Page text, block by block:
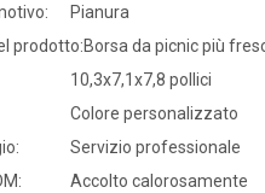
Pianura
prodotto:Borsa da picnic più
10,3x7,1x7,8 pollici
Colore personalizzato
Servizio professionale
Accolto calorosamente